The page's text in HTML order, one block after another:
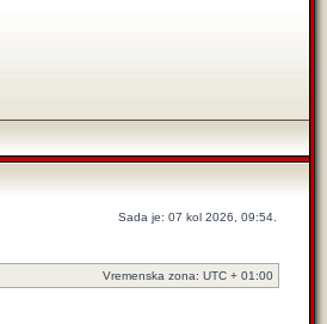
Sada je: 07 kol 2026, 09:54.
Vremenska zona: UTC + 01:00